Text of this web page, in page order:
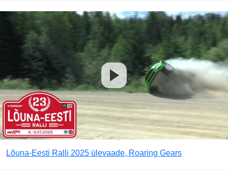
Lõuna-Eesti Ralli 2025 ülevaade, Roaring Gears